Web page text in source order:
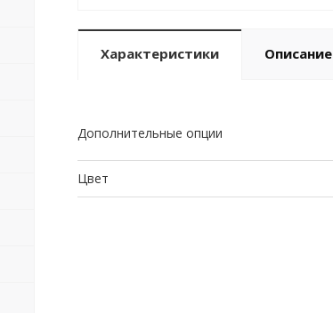
Характеристики Описание
Дополнительные опции
Цвет